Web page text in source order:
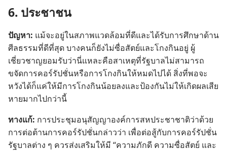
6. ประชาชน
ปัญหา: แม้จะอยู่ในสภาพแวดล้อมที่ดีและได้รับการศึกษาด้าน
ศีลธรรมที่ดีที่สุด บางคนก็ยังไม่ซื่อสัตย์และโกงกินอยู่ ผู้
เชี่ยวชาญยอมรับว่านี่แหละคือสาเหตุที่รัฐบาลไม่สามารถ
ขจัดการคอร์รัปชั่นหรือการโกงกินให้หมดไปได้ สิ่งที่พอจะ
หวังได้ก็แค่ให้มีการโกงกินน้อยลงและป้องกันไม่ให้เกิดผลเสีย
หายมากไปกว่านี้
ทางแก้: การประชุมอนุสัญญาองค์การสหประชาชาติว่าด้วย
การต่อต้านการคอร์รัปชั่นกล่าวว่า เพื่อต่อสู้กับการคอร์รัปชั่น
รัฐบาลต่าง ๆ ควรส่งเสริมให้มี “ความภักดี ความซื่อสัตย์ และ